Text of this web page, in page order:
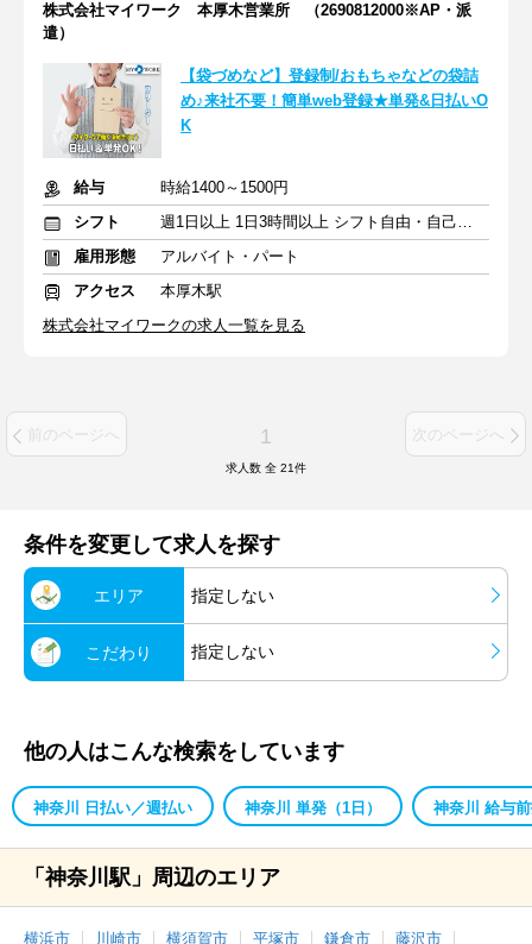
株式会社マイワーク 本厚木営業所 （2690812000※AP・派
遣）
【袋づめなど】登録制/おもちゃなどの袋詰
め♪来社不要！簡単web登録★単発&日払いO
K
給与
時給1400～1500円
シフト
週1日以上 1日3時間以上 シフト自由・自己申告
雇用形態
アルバイト・パート
アクセス
本厚木駅
株式会社マイワークの求人一覧を見る
前のページへ 1 次のページへ
求人数 全 21件
条件を変更して求人を探す
エリア 指定しない
こだわり 指定しない
他の人はこんな検索をしています
神奈川 日払い／週払い 神奈川 単発（1日） 神奈川 給与
「神奈川駅」周辺のエリア
横浜市 川崎市 横須賀市 平塚市 鎌倉市 藤沢市